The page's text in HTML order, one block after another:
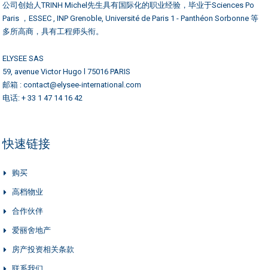
公司创始人TRINH Michel先生具有国际化的职业经验，毕业于Sciences Po
Paris ，ESSEC , INP Grenoble, Université de Paris 1 - Panthéon Sorbonne 等
多所高商，具有工程师头衔。
ELYSEE SAS
59, avenue Victor Hugo l 75016 PARIS
邮箱 : contact@elysee-international.com
电话: + 33 1 47 14 16 42
快速链接
购买
高档物业
合作伙伴
爱丽舍地产
房产投资相关条款